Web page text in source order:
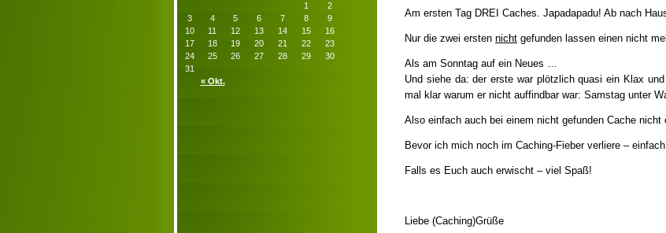
« Okt.
1
2
3
4 5 6 7 8
9
10
11 12 13 14 15
16
17
18 19 20 21 22
23
24
25 26 27 28 29
30
31
Am ersten Tag DREI Caches. Japadapadu! Ab nach
Nur die zwei ersten nicht gefunden lassen einen nicht
Als am Sonntag auf ein Neues …
Und siehe da: der erste war plötzlich quasi ein Klax
mal klar warum er nicht auffindbar war: Samstag unter
Also einfach auch bei einem nicht gefunden Cache nicht
Bevor ich mich noch im Caching-Fieber verliere –
Falls es Euch auch erwischt – viel Spaß!
Liebe (Caching)Grüße